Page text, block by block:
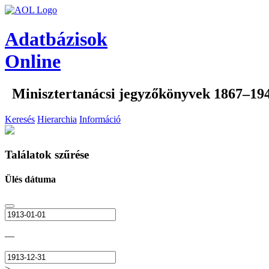
Adatbázisok
Online
Minisztertanácsi jegyzőkönyvek
Keresés Hierarchia Információ
Találatok szűrése
Ülés dátuma
—